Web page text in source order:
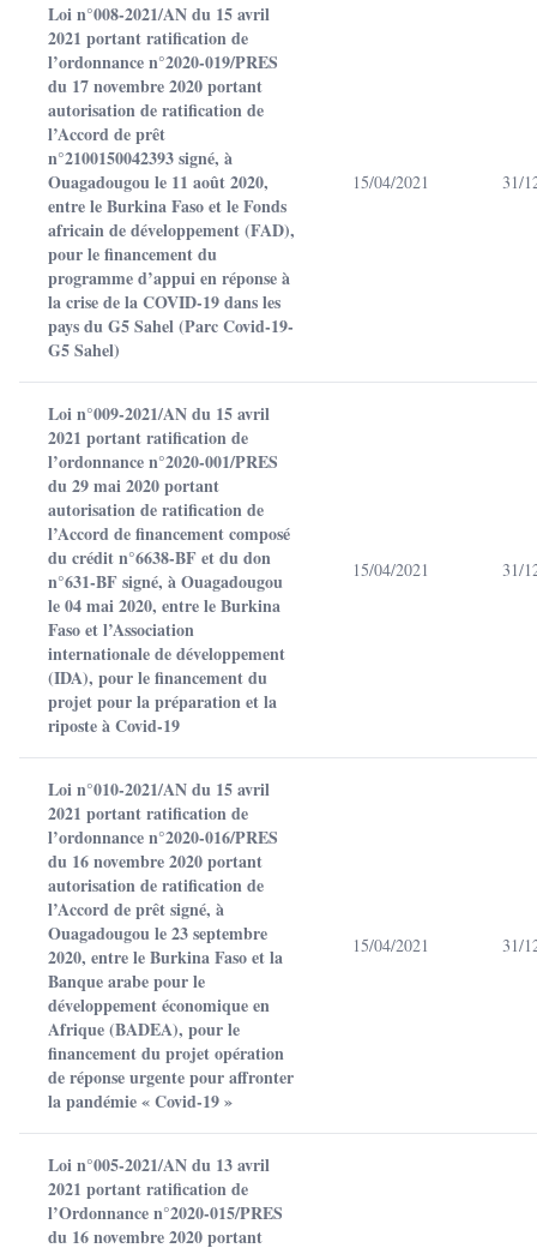
Loi n°008-2021/AN du 15 avril
2021 portant ratification de
l’ordonnance n°2020-019/PRES
du 17 novembre 2020 portant
autorisation de ratification de
l’Accord de prêt
n°2100150042393 signé, à
Ouagadougou le 11 août 2020,
entre le Burkina Faso et le Fonds
africain de développement (FAD),
pour le financement du
programme d’appui en réponse à
la crise de la COVID-19 dans les
pays du G5 Sahel (Parc Covid-19-
G5 Sahel)
15/04/2021 31/
Loi n°009-2021/AN du 15 avril
2021 portant ratification de
l’ordonnance n°2020-001/PRES
du 29 mai 2020 portant
autorisation de ratification de
l’Accord de financement composé
du crédit n°6638-BF et du don
n°631-BF signé, à Ouagadougou
le 04 mai 2020, entre le Burkina
Faso et l’Association
internationale de développement
(IDA), pour le financement du
projet pour la préparation et la
riposte à Covid-19
15/04/2021 31/
Loi n°010-2021/AN du 15 avril
2021 portant ratification de
l’ordonnance n°2020-016/PRES
du 16 novembre 2020 portant
autorisation de ratification de
l’Accord de prêt signé, à
Ouagadougou le 23 septembre
2020, entre le Burkina Faso et la
Banque arabe pour le
développement économique en
Afrique (BADEA), pour le
financement du projet opération
de réponse urgente pour affronter
la pandémie « Covid-19 »
15/04/2021 31/
Loi n°005-2021/AN du 13 avril
2021 portant ratification de
l’Ordonnance n°2020-015/PRES
du 16 novembre 2020 portant